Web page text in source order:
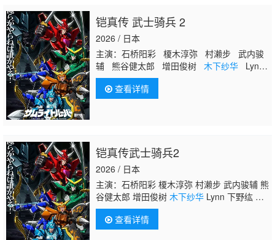
铠真传 武士骑兵 2
2026 / 日本
主演：石桥阳彩 榎木淳弥 村濑步 武内骏
辅 熊谷健太郎 增田俊树 木下纱华Lynn
下野纮 草尾毅 野岛裕史 置鲇龙太郎 佐
佐木望 西村朋纮 小西克幸 佐藤拓也 鸟
海浩辅 寺岛拓笃 杉田智和 天崎滉平 铃
查看详情
铠真传武士骑兵2
2026 / 日本
主演：石桥阳彩 榎木淳弥 村濑步 武内骏辅 熊
谷健太郎 增田俊树 木下纱华Lynn 下野纮 草
尾毅 野岛裕史 置鲇龙太郎 佐佐木望 西村朋
纮 小西克幸 佐藤拓也 鸟海浩辅 寺岛拓笃 杉
田智和 天崎滉平 铃村健一 泽城千春 竹内良
查看详情